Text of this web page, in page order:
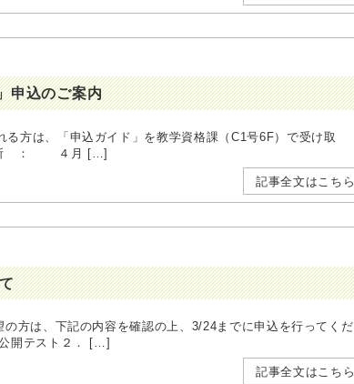
申込のご案内
方は、「申込ガイド」を教学資格課（C1号6F）で受け取
場所 ： ４月 […]
記事全文はこちら
方は、下記の内容を確認の上、3/24までに申込を行ってくだ
スト２． […]
記事全文はこちら